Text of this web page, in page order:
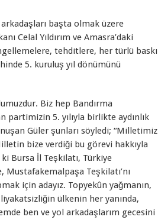
başta olmak üzere
Celal Yıldırım ve Amasra’daki
tehditlere, her türlü baskı
5. kuruluş yıl dönümünü
Biz hep Bandırma
partimizin 5. yılıyla birlikte aydınlık
Güler şunları söyledi; “Milletimiz
bize verdiği bu görevi hakkıyla
Bursa İl Teşkilatı, Türkiye
Teşkilatı’nı
için adayız. Topyekûn yağmanın,
ülkenin her yanında,
ben ve yol arkadaşlarım gecesini